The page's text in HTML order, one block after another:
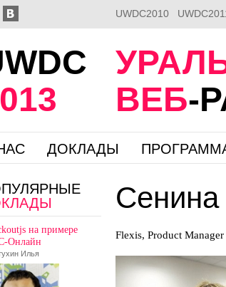
UWDC2010
ВЕБ-
ДОКЛАДЫ
на примере
Онлайн
Илья
Flexis, Product Manager